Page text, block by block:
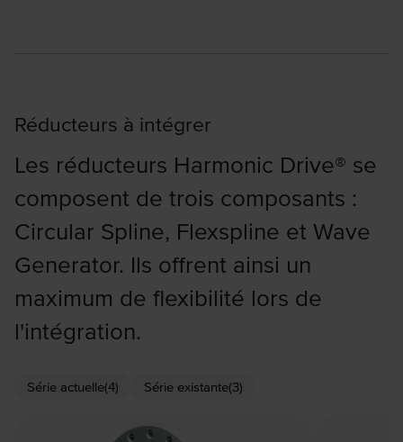
Réducteurs à intégrer
Les réducteurs Harmonic Drive® se
composent de trois composants :
Circular Spline, Flexspline et Wave
Generator. Ils offrent ainsi un
maximum de flexibilité lors de
l'intégration.
Série actuelle(4) Série existante(3)